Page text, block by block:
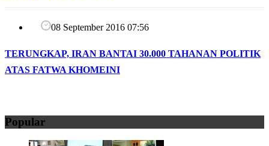
08 September 2016 07:56
TERUNGKAP, IRAN BANTAI 30.000 TAHANAN POLITIK
ATAS FATWA KHOMEINI
Popular